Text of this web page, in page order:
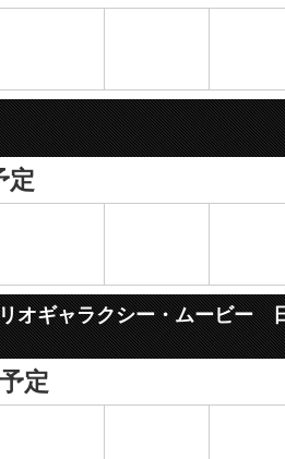
定
オギャラクシー・ムービー
定